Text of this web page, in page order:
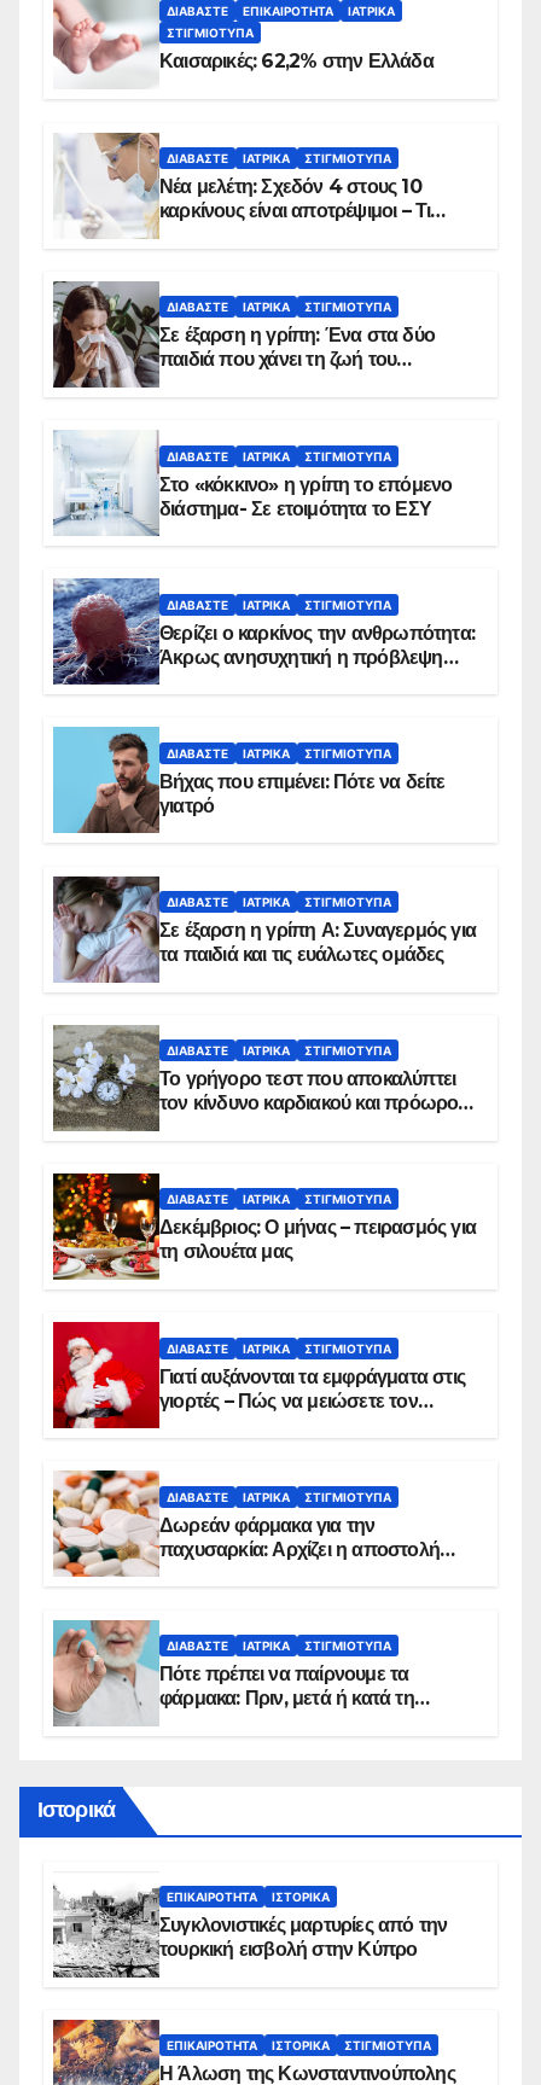
ΔΙΑΒΆΣΤΕ ΕΠΙΚΑΙΡΌΤΗΤΑ
ΙΑΤΡΙΚΆ
ΣΤΙΓΜΙΌΤΥΠΑ
Καισαρικές: 62,2% στην Ελλάδα
ΔΙΑΒΆΣΤΕ ΙΑΤΡΙΚΆ ΣΤΙΓΜΙΌΤΥΠΑ
Νέα μελέτη: Σχεδόν 4 στους 10
καρκίνους είναι αποτρέψιμοι – Τι
ΔΙΑΒΆΣΤΕ ΙΑΤΡΙΚΆ ΣΤΙΓΜΙΌΤΥΠΑ
Σε έξαρση η γρίπη: Ένα στα δύο
παιδιά που χάνει τη ζωή του
ΔΙΑΒΆΣΤΕ ΙΑΤΡΙΚΆ ΣΤΙΓΜΙΌΤΥΠΑ
Στο «κόκκινο» η γρίπη το επόμενο
διάστημα- Σε ετοιμότητα το ΕΣΥ
ΔΙΑΒΆΣΤΕ ΙΑΤΡΙΚΆ ΣΤΙΓΜΙΌΤΥΠΑ
Θερίζει ο καρκίνος την ανθρωπότητα:
Άκρως ανησυχητική η πρόβλεψη…
ΔΙΑΒΆΣΤΕ ΙΑΤΡΙΚΆ ΣΤΙΓΜΙΌΤΥΠΑ
Βήχας που επιμένει: Πότε να δείτε
γιατρό
ΔΙΑΒΆΣΤΕ ΙΑΤΡΙΚΆ ΣΤΙΓΜΙΌΤΥΠΑ
Σε έξαρση η γρίπη Α: Συναγερμός για
τα παιδιά και τις ευάλωτες ομάδες
ΔΙΑΒΆΣΤΕ ΙΑΤΡΙΚΆ ΣΤΙΓΜΙΌΤΥΠΑ
Το γρήγορο τεστ που αποκαλύπτει
τον κίνδυνο καρδιακού και πρόωρου
ΔΙΑΒΆΣΤΕ ΙΑΤΡΙΚΆ ΣΤΙΓΜΙΌΤΥΠΑ
Δεκέμβριος: Ο μήνας – πειρασμός για
τη σιλουέτα μας
ΔΙΑΒΆΣΤΕ ΙΑΤΡΙΚΆ ΣΤΙΓΜΙΌΤΥΠΑ
Γιατί αυξάνονται τα εμφράγματα στις
γιορτές – Πώς να μειώσετε τον
ΔΙΑΒΆΣΤΕ ΙΑΤΡΙΚΆ ΣΤΙΓΜΙΌΤΥΠΑ
Δωρεάν φάρμακα για την
παχυσαρκία: Αρχίζει η αποστολή
ΔΙΑΒΆΣΤΕ ΙΑΤΡΙΚΆ ΣΤΙΓΜΙΌΤΥΠΑ
Πότε πρέπει να παίρνουμε τα
φάρμακα: Πριν, μετά ή κατά τη
Ιστορικά
ΕΠΙΚΑΙΡΌΤΗΤΑ ΙΣΤΟΡΙΚΆ
Συγκλονιστικές μαρτυρίες από την
τουρκική εισβολή στην Κύπρο
ΕΠΙΚΑΙΡΌΤΗΤΑ ΙΣΤΟΡΙΚΆ ΣΤΙΓΜΙΌΤΥΠΑ
Η Άλωση της Κωνσταντινούπολης